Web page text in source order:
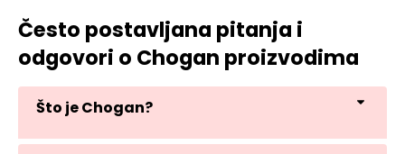
Često postavljana pitanja i
odgovori o Chogan proizvodima
Što je Chogan?